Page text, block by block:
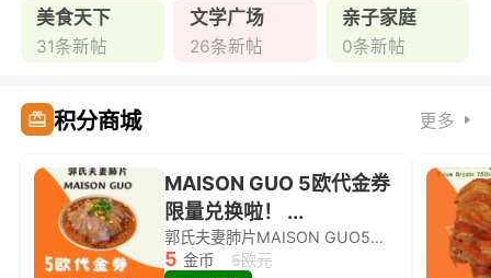
美食天下
31条新帖
文学广场
26条新帖
亲子家庭
0条新帖
积分商城 更多
MAISON GUO 5欧代金券
限量兑换啦！ ...
郭氏夫妻肺片MAISON GUO5欧代金券限量兑换啦！
5 金币
5欧元